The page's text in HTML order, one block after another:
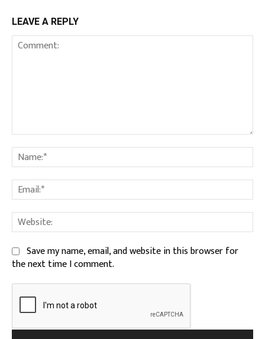
LEAVE A REPLY
Save my name, email, and website in this browser for
the next time I comment.